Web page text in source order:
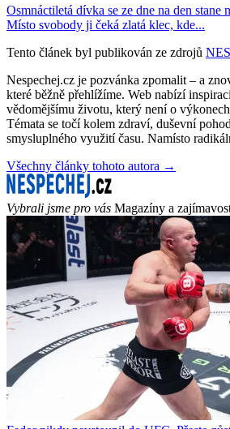
Osmnáctiletá dívka se ze dne na den stane
Místo svobody ji čeká zlatá klec, kde...
Tento článek byl publikován ze zdrojů
Nespechej.cz je pozvánka zpomalit – a
které běžně přehlížíme. Web nabízí
vědomějšímu životu, který není o
Témata se točí kolem zdraví, duševní
smysluplného využití času. Namísto
Všechny články tohoto autora →
Vybrali jsme pro vás Magazíny a